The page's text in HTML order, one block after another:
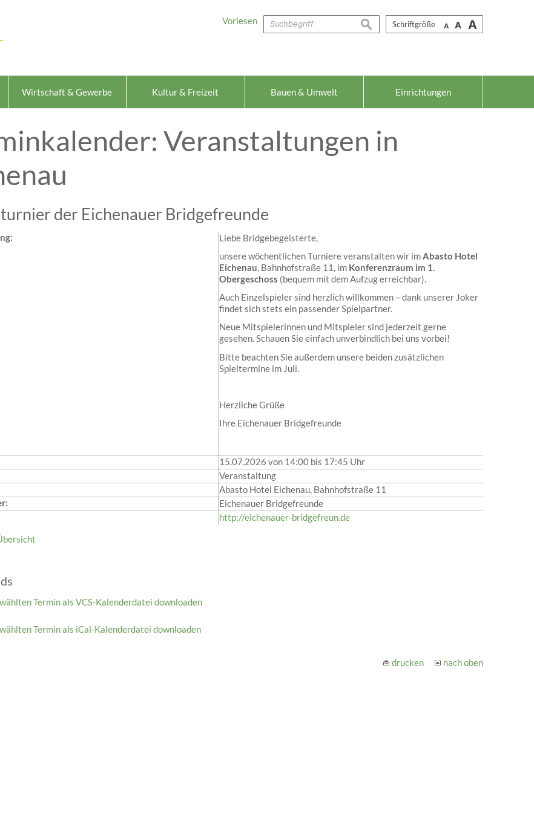
Schriftgröße A A A
suchen
Vorlesen
Wirtschaft & Gewerbe Kultur & Freizeit Bauen & Umwelt Einrichtungen
Veranstaltungen in
der Eichenauer Bridgefreunde
Liebe Bridgebegeisterte,
unsere wöchentlichen Turniere veranstalten wir imAbasto Hotel
Eichenau, Bahnhofstraße 11, im Konferenzraum im 1.
Obergeschoss (bequem mit dem Aufzug erreichbar).
Auch Einzelspieler sind herzlich willkommen – dank unserer Joker
findet sich stets ein passender Spielpartner.
Neue Mitspielerinnen und Mitspieler sind jederzeit gerne
gesehen. Schauen Sie einfach unverbindlich bei uns vorbei!
Bitte beachten Sie außerdem unsere beiden zusätzlichen
Spieltermine im Juli.
Herzliche Grüße
Ihre Eichenauer Bridgefreunde
15.07.2026 von 14:00bis 17:45 Uhr
Veranstaltung
Abasto Hotel Eichenau, Bahnhofstraße 11
Eichenauer Bridgefreunde
http://eichenauer-bridgefreun.de
Termin als VCS-Kalenderdatei downloaden
Termin als iCal-Kalenderdatei downloaden
drucken nach oben